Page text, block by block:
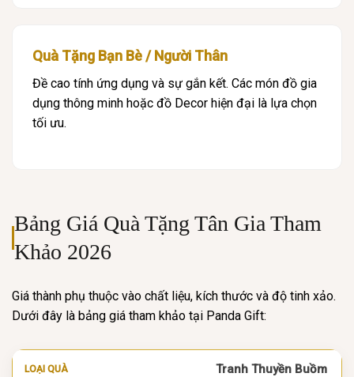
Quà Tặng Bạn Bè / Người Thân
Đề cao tính ứng dụng và sự gắn kết. Các món đồ gia
dụng thông minh hoặc đồ Decor hiện đại là lựa chọn
tối ưu.
Bảng Giá Quà Tặng Tân Gia Tham
Khảo 2026
Giá thành phụ thuộc vào chất liệu, kích thước và độ tinh xảo.
Dưới đây là bảng giá tham khảo tại Panda Gift:
Tranh Thuyền Buồm